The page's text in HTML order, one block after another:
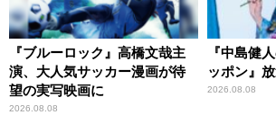
『ブルーロック』高橋文哉主
演、大人気サッカー漫画が待
望の実写映画に
2026.08.08
『中島健
ッポン』
2026.08.08